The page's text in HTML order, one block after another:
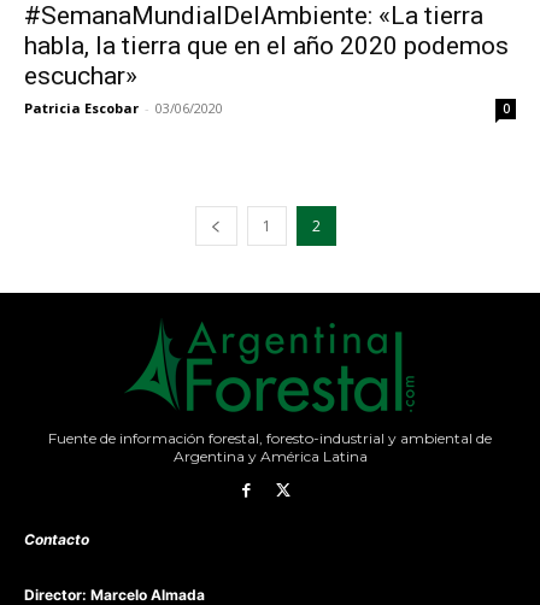
#SemanaMundialDelAmbiente: «La tierra
habla, la tierra que en el año 2020 podemos
escuchar»
Patricia Escobar - 03/06/2020 0
1 2
Fuente de información forestal, foresto-industrial y ambiental de
Argentina y América Latina
Contacto
Director: Marcelo Almada